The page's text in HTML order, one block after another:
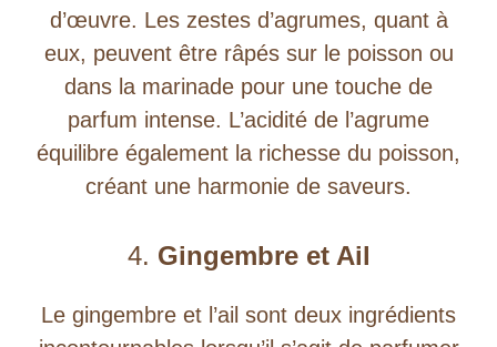
d’œuvre. Les zestes d’agrumes, quant à
eux, peuvent être râpés sur le poisson ou
dans la marinade pour une touche de
parfum intense. L’acidité de l’agrume
équilibre également la richesse du poisson,
créant une harmonie de saveurs.
4. Gingembre et Ail
Le gingembre et l’ail sont deux ingrédients